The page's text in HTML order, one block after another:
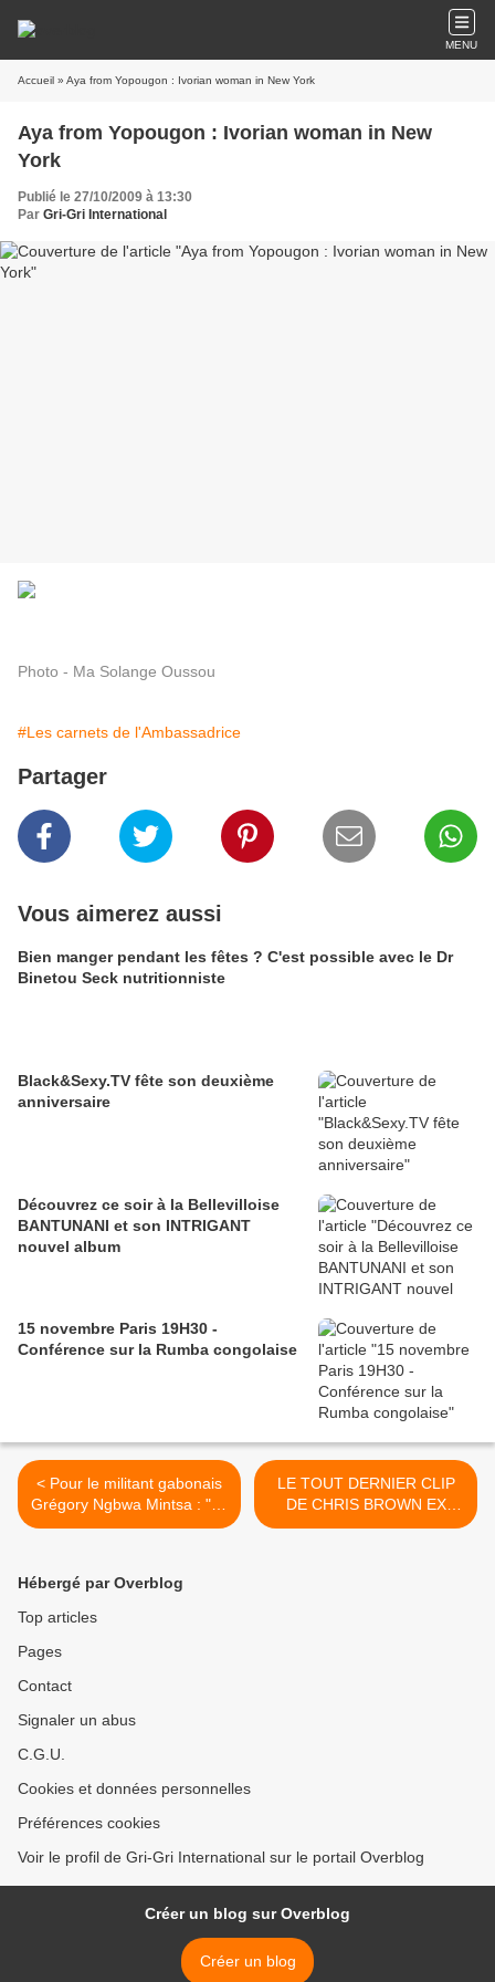
MENU
Accueil » Aya from Yopougon : Ivorian woman in New York
Aya from Yopougon : Ivorian woman in New
York
Publié le 27/10/2009 à 13:30
Par Gri-Gri International
Photo - Ma Solange Oussou
#Les carnets de l'Ambassadrice
Partager
Vous aimerez aussi
Bien manger pendant les fêtes ? C'est possible avec le Dr
Binetou Seck nutritionniste
Black&Sexy.TV fête son deuxième
anniversaire
Découvrez ce soir à la Bellevilloise
BANTUNANI et son INTRIGANT
nouvel album
15 novembre Paris 19H30 -
Conférence sur la Rumba congolaise
< Pour le militant gabonais
Grégory Ngbwa Mintsa : "Ali
Bongo et Mba Obame sont
LE TOUT DERNIER CLIP
DE CHRIS BROWN EX
MISTER RIHANNA SUR LE
Hébergé par Overblog
Top articles
Pages
Contact
Signaler un abus
C.G.U.
Cookies et données personnelles
Préférences cookies
Voir le profil de Gri-Gri International sur le portail Overblog
Créer un blog sur Overblog
Créer un blog